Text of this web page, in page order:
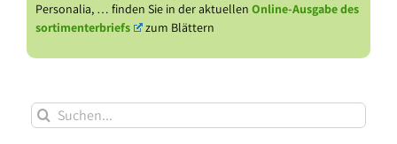
Personalia, … finden Sie in der aktuellen Online-Ausgabe des
sortimenterbriefs
zum Blättern
Suche
nach: